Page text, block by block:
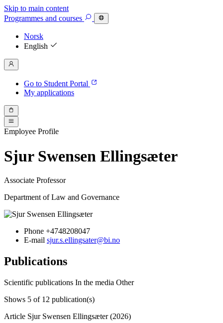
Skip to main content
Programmes and courses
Norsk
English
Go to Student Portal
My applications
Employee Profile
Sjur Swensen Ellingsæter
Associate Professor
Department of Law and Governance
Phone +4748208047
E-mail sjur.s.ellingsater@bi.no
Publications
Scientific publications In the media Other
Shows 5 of 12 publication(s)
Article Sjur Swensen Ellingsæter (2026)